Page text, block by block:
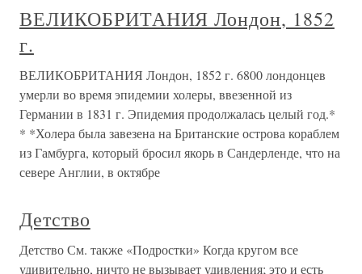
ВЕЛИКОБРИТАНИЯ Лондон, 1852
г.
ВЕЛИКОБРИТАНИЯ Лондон, 1852 г. 6800 лондонцев
умерли во время эпидемии холеры, ввезенной из
Германии в 1831 г. Эпидемия продолжалась целый год.*
* *Холера была завезена на Британские острова кораблем
из Гамбурга, который бросил якорь в Сандерленде, что на
севере Англии, в октябре
Детство
Детство См. также «Подростки» Когда кругом все
удивительно, ничто не вызывает удивления; это и есть